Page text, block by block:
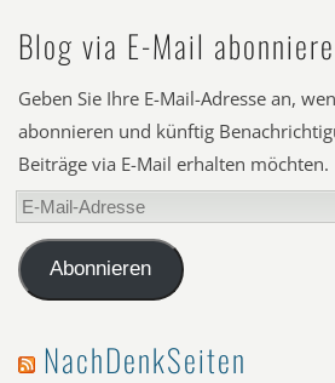
Blog via E-Mail
Geben Sie Ihre E-Mail-Adresse an,
abonnieren und künftig
Beiträge via E-Mail erhalten möchten.
E-
Mail-
AdresseAbonnieren
NachDenkSeiten